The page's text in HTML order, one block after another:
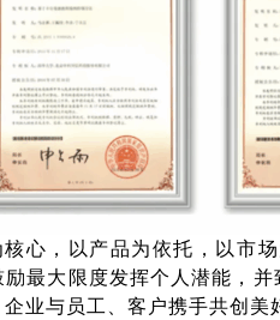
心，以产品为依托，以市
最大限度发挥个人潜能，
业与员工、客户携手共创美